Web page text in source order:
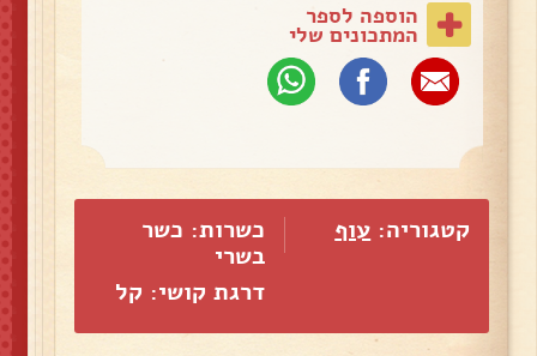
הוספה לספר
המתכונים שלי
קטגוריה: עוף
כשרות: כשר
בשרי
דרגת קושי: קל